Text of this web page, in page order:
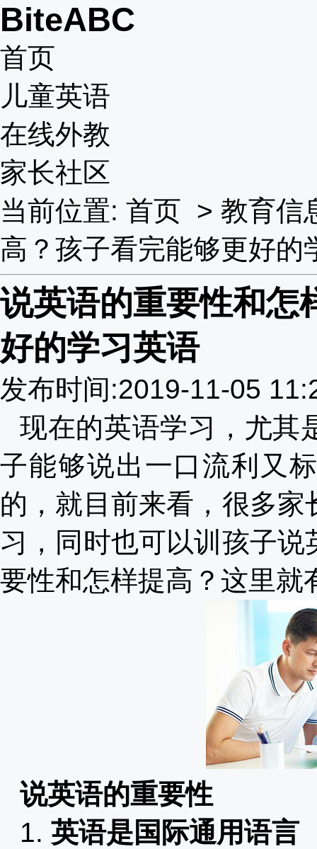
BiteABC
首页
儿童英语
在线外教
家长社区
当前位置: 首页 > 教育信
高？孩子看完能够更好的
说英语的重要性和怎
好的学习英语
发布时间:2019-11-05
现在的英语学习，尤其
子能够说出一口流利又
的，就目前来看，很多
习，同时也可以训孩子
要性和怎样提高？这里就
说英语的重要性
1. 英语是国际通用语言